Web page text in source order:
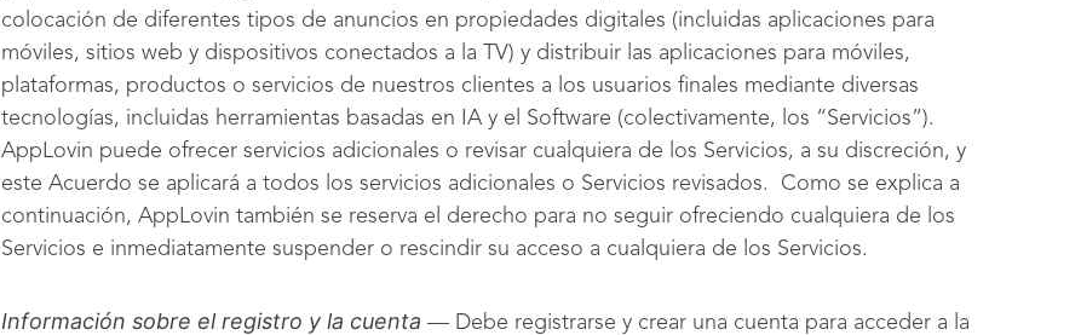
colocación de diferentes tipos de anuncios en propiedades digitales (incluidas aplicaciones para
móviles, sitios web y dispositivos conectados a la TV) y distribuir las aplicaciones para móviles,
plataformas, productos o servicios de nuestros clientes a los usuarios finales mediante diversas
tecnologías, incluidas herramientas basadas en IA y el Software (colectivamente, los “Servicios”).
AppLovin puede ofrecer servicios adicionales o revisar cualquiera de los Servicios, a su discreción, y
este Acuerdo se aplicará a todos los servicios adicionales o Servicios revisados. Como se explica a
continuación, AppLovin también se reserva el derecho para no seguir ofreciendo cualquiera de los
Servicios e inmediatamente suspender o rescindir su acceso a cualquiera de los Servicios.
Información sobre el registro y la cuenta — Debe registrarse y crear una cuenta para acceder a la